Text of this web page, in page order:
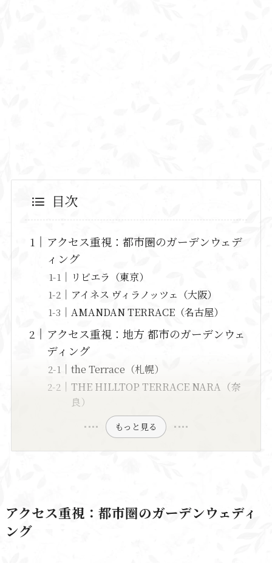
目次
アクセス重視：都市圏のガーデンウェデ
ィング
リビエラ（東京）
アイネス ヴィラノッツェ（大阪）
AMANDAN TERRACE（名古屋）
アクセス重視：地方 都市のガーデンウェ
ディング
the Terrace（札幌）
THE HILLTOP TERRACE NARA（奈
良）
もっと見る
アクセス重視：都市圏のガーデンウェディ
ング